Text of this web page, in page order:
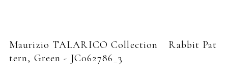
Maurizio TALARICO Collection Rabbit Pat
tern, Green - JC062786_3